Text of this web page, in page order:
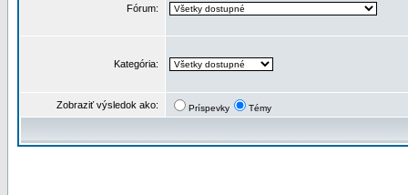
Fórum:
Kategória:
Zobraziť výsledok ako: Príspevky Témy